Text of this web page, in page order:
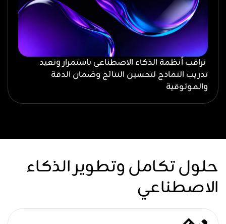
نراقب أنظمة الذكاء الاصطناعي باستمرار ونعيد
تدريب النماذج لتحسين النتائج وضمان الدقة
والموثوقية
حلول تكامل وتطوير الذكاء
الاصطناعي